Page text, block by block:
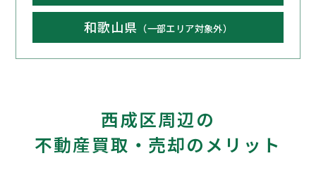
和歌山県 （一部エリア対象外）
西成区周辺の
不動産買取・売却のメリット